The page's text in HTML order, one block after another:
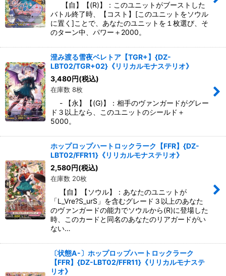
【自】【(R)】：このユニットがブーストした
バトル終了時、【コスト】[このユニットをソウル
に置く]ことで、あなたのユニットを１枚選び、そ
のターン中、パワー＋2000。
澄み渡る雪夜ベレトア【TGR+】{DZ-
LBT02/TGR+02}《リリカルモナステリオ》
3,480円(税込)
在庫数 8枚
- 【永】【(G)】：相手のヴァンガードがグレー
ド３以上なら、このユニットのシールド＋
5000。
ホップロップハートロックラーク【FFR】{DZ-
LBT02/FFR11}《リリカルモナステリオ》
2,580円(税込)
在庫数 20枚
【自】【ソウル】：あなたのユニットが
「L_Vre?S_urS」を含むグレード３以上のあなた
のヴァンガードの能力でソウルから(R)に登場した
時、このカードと同名のあなたのリアガードがい
ない…
〔状態A-〕ホップロップハートロックラーク
【FFR】{DZ-LBT02/FFR11}《リリカルモナステ
リオ》